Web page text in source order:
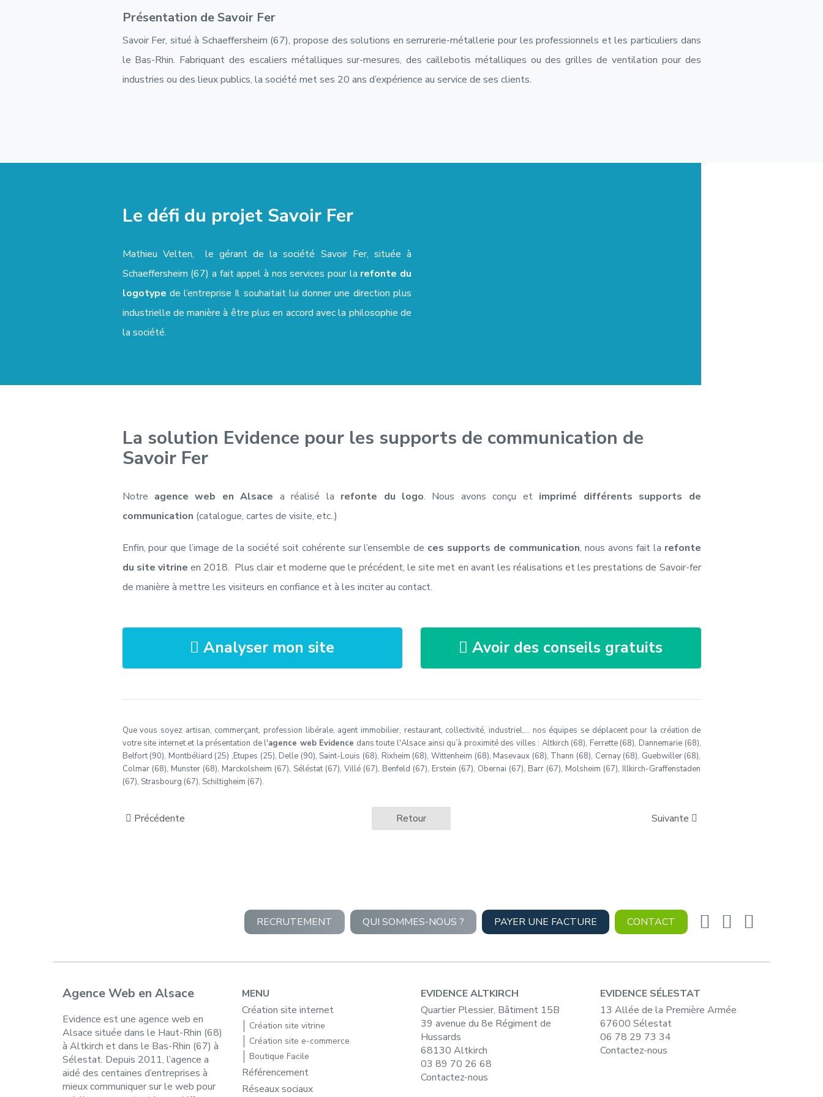
Présentation de Savoir Fer
Savoir Fer, situé à Schaeffersheim (67), propose des solutions en serrurerie-métallerie pour les professionnels et les particuliers dans
le Bas-Rhin. Fabriquant des escaliers métalliques sur-mesures, des caillebotis métalliques ou des grilles de ventilation pour des
industries ou des lieux publics, la société met ses 20 ans d’expérience au service de ses clients.
Le défi du projet Savoir Fer
Mathieu Velten, le gérant de la société Savoir Fer, située à
Schaeffersheim (67) a fait appel à nos services pour la refonte du
logotype de l’entreprise Il souhaitait lui donner une direction plus
industrielle de manière à être plus en accord avec la philosophie de
la société.
La solution Evidence pour les supports de communication de
Savoir Fer
Notre agence web en Alsace a réalisé la refonte du logo. Nous avons conçu et imprimé différents supports de
communication (catalogue, cartes de visite, etc..)
Enfin, pour que l’image de la société soit cohérente sur l’ensemble de ces supports de communication, nous avons fait la refonte
du site vitrine en 2018. Plus clair et moderne que le précédent, le site met en avant les réalisations et les prestations de Savoir-fer
de manière à mettre les visiteurs en confiance et à les inciter au contact.
Analyser mon site Avoir des conseils gratuits
Que vous soyez artisan, commerçant, profession libérale, agent immobilier, restaurant, collectivité, industriel,… nos équipes se déplacent pour la création de
votre site internet et la présentation de l'agence web Evidence dans toute l'Alsace ainsi qu’à proximité des villes : Altkirch (68), Ferrette (68), Dannemarie (68),
Belfort (90), Montbéliard (25) ,Etupes (25), Delle (90), Saint-Louis (68), Rixheim (68), Wittenheim (68), Masevaux (68), Thann (68), Cernay (68), Guebwiller (68),
Colmar (68), Munster (68), Marckolsheim (67), Séléstat (67), Villé (67), Benfeld (67), Erstein (67), Obernai (67), Barr (67), Molsheim (67), Illkirch-Graffenstaden
(67), Strasbourg (67), Schiltigheim (67).
Précédente Retour Suivante
RECRUTEMENT QUI SOMMES-NOUS ? PAYER UNE FACTURE CONTACT
Agence Web en Alsace
Evidence est une agence web en
Alsace située dans le Haut-Rhin (68)
à Altkirch et dans le Bas-Rhin (67) à
Sélestat. Depuis 2011, l’agence a
aidé des centaines d’entreprises à
mieux communiquer sur le web pour
MENU
Création site internet
Création site vitrine
Création site e-commerce
Boutique Facile
Référencement
Réseaux sociaux
EVIDENCE ALTKIRCH
Quartier Plessier, Bâtiment 15B
39 avenue du 8e Régiment de
Hussards
68130 Altkirch
03 89 70 26 68
Contactez-nous
EVIDENCE SÉLESTAT
13 Allée de la Première Armée
67600 Sélestat
06 78 29 73 34
Contactez-nous